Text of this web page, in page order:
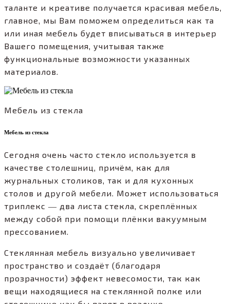
таланте и креативе получается красивая мебель,
главное, мы Вам поможем определиться как та
или иная мебель будет вписываться в интерьер
Вашего помещения, учитывая также
функциональные возможности указанных
материалов.
Мебель из стекла
Мебель из стекла
Сегодня очень часто стекло используется в
качестве столешниц, причём, как для
журнальных столиков, так и для кухонных
столов и другой мебели. Может использоваться
триплекс ― два листа стекла, скреплённых
между собой при помощи плёнки вакуумным
прессованием.
Стеклянная мебель визуально увеличивает
пространство и создаёт (благодаря
прозрачности) эффект невесомости, так как
вещи находящиеся на стеклянной полке или